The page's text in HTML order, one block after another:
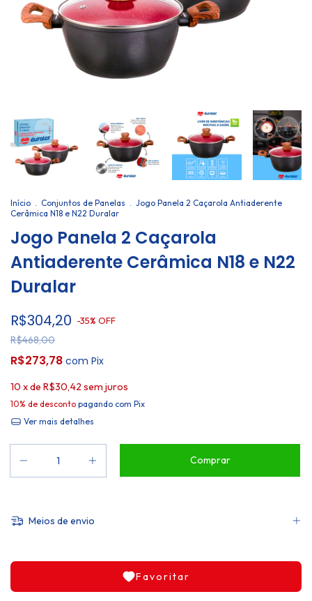
Início . Conjuntos de Panelas . Jogo Panela 2 Caçarola Antiaderente
Cerâmica N18 e N22 Duralar
Jogo Panela 2 Caçarola
Antiaderente Cerâmica N18 e N22
Duralar
R$304,20 -35% OFF
R$468,00
R$273,78 com Pix
10 x de R$30,42 sem juros
10% de desconto pagando com Pix
Ver mais detalhes
Meios de envio
Favoritar